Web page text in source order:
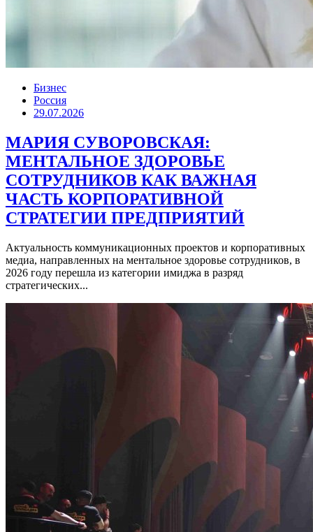
Бизнес
Россия
29.07.2026
МАРИЯ СУВОРОВСКАЯ:
МЕНТАЛЬНОЕ ЗДОРОВЬЕ
СОТРУДНИКОВ КАК ВАЖНАЯ
ЧАСТЬ КОРПОРАТИВНОЙ
СТРАТЕГИИ ПРЕДПРИЯТИЙ
Актуальность коммуникационных проектов и корпоративных
медиа, направленных на ментальное здоровье сотрудников, в
2026 году перешла из категории имиджа в разряд
стратегических...